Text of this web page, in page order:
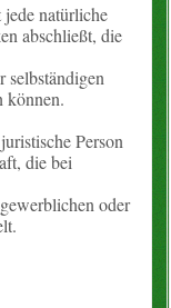
natürliche
abschließt, die
können.
Person
die bei
oder